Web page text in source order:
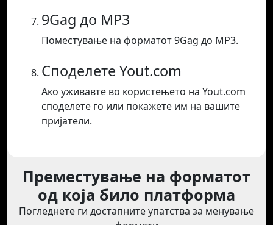
9Gag до MP3
Поместување на форматот 9Gag до MP3.
Споделете Yout.com
Ако уживавте во користењето на Yout.com
споделете го или покажете им на вашите
пријатели.
Преместување на форматот
од која било платформа
Погледнете ги достапните упатства за менување